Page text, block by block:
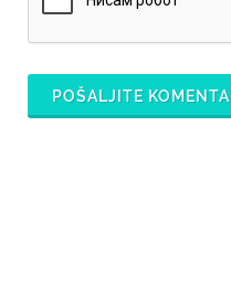
POŠALJITE